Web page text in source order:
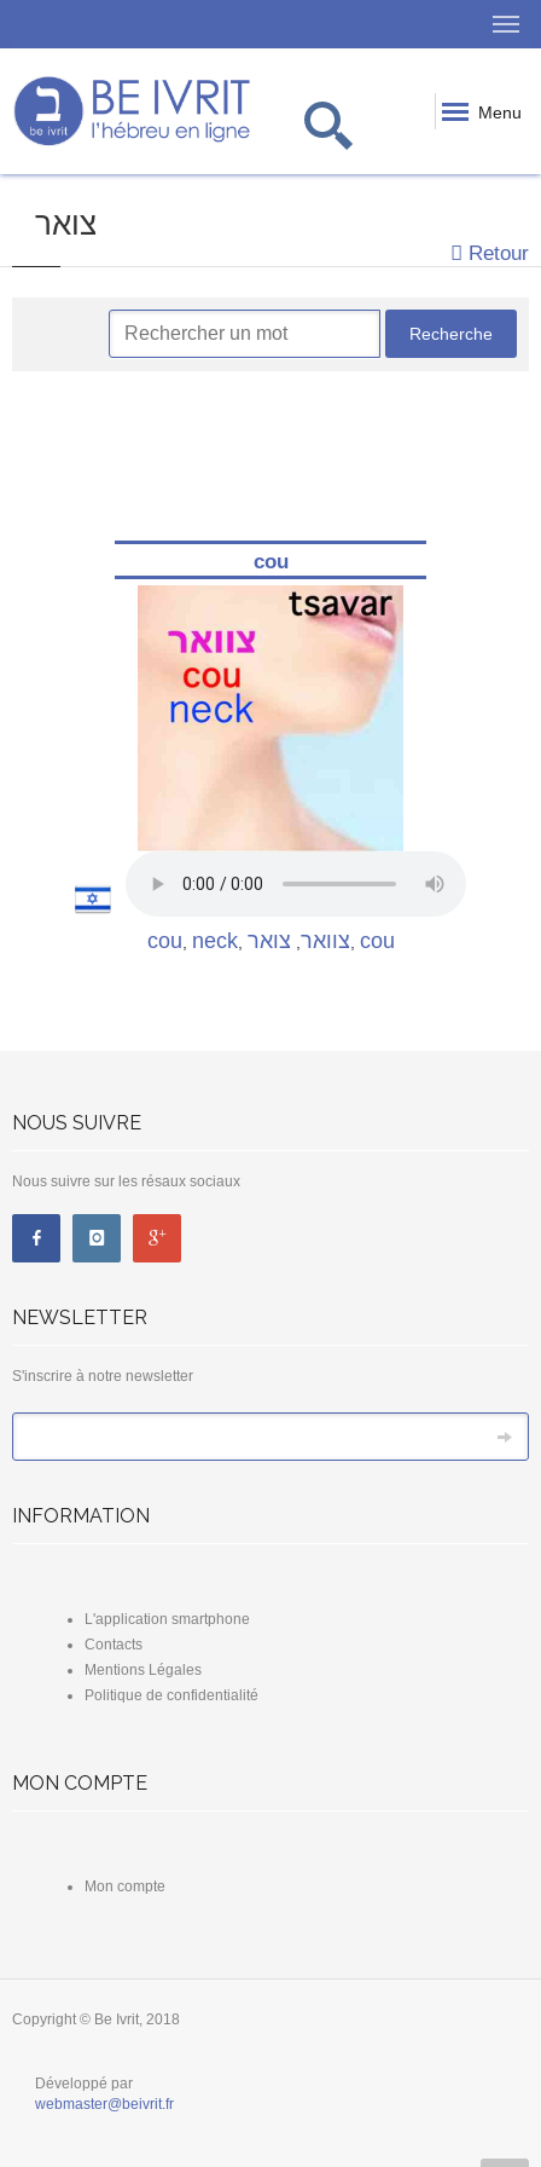
Menu
צואר
Retour
cou
cou neck, צוואר צואר cou
NOUS SUIVRE
Nous suivre sur les résaux sociaux
NEWSLETTER
S'inscrire à notre newsletter
INFORMATION
L'application smartphone
Contacts
Mentions Légales
Politique de confidentialité
MON COMPTE
Mon compte
Copyright © Be Ivrit, 2018
Développé par
webmaster@beivrit.fr